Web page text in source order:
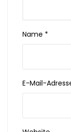
Name *
E-Mail-